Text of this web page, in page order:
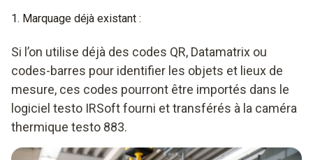
1. Marquage déjà existant :
Si l’on utilise déjà des codes QR, Datamatrix ou
codes-barres pour identifier les objets et lieux de
mesure, ces codes pourront être importés dans le
logiciel testo IRSoft fourni et transférés à la caméra
thermique testo 883.